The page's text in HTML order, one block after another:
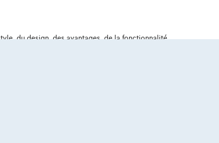
du design, des avantages, de la fonctionnalité,